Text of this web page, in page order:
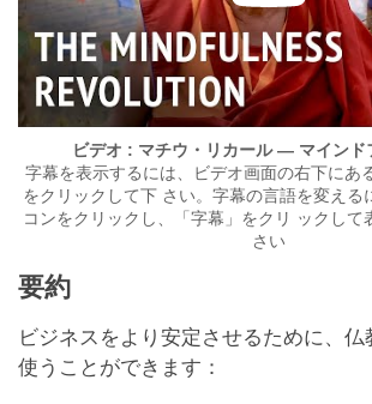
ビデオ : マチウ・リカール — マインド
字幕を表示するには、ビデオ画面の右下にあ
をクリックして下 さい。字幕の言語を変える
コンをクリックし、「字幕」をクリ ックして
さい
要約
ビジネスをより安定させるために、仏
使うことができます：